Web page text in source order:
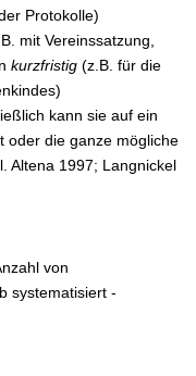
Protokolle)
mit Vereinssatzung,
kurzfristig (z.B. für die
kann sie auf ein
oder die ganze mögliche
Altena 1997; Langnickel
von
systematisiert -